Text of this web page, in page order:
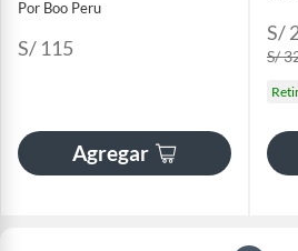
Por Boo Peru
S/ 115
Agregar
S/
S/